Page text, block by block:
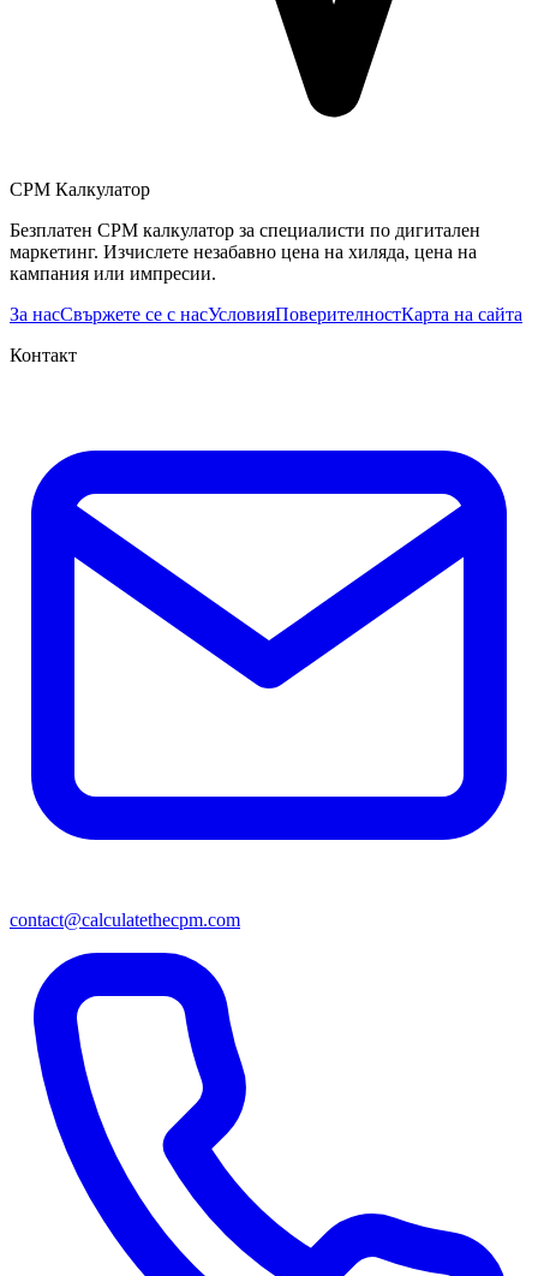
CPM Калкулатор
Безплатен CPM калкулатор за специалисти по дигитален
маркетинг. Изчислете незабавно цена на хиляда, цена на
кампания или импресии.
За насСвържете се с насУсловияПоверителностКарта на сайта
Контакт
contact@calculatethecpm.com